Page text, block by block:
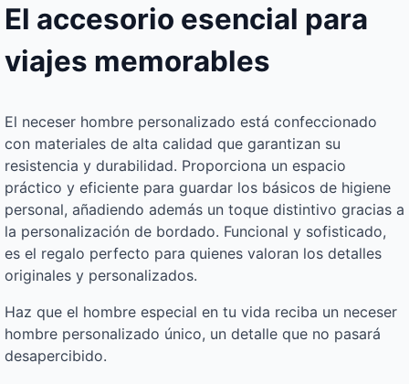
El accesorio esencial para
viajes memorables
El neceser hombre personalizado está confeccionado
con materiales de alta calidad que garantizan su
resistencia y durabilidad. Proporciona un espacio
práctico y eficiente para guardar los básicos de higiene
personal, añadiendo además un toque distintivo gracias a
la personalización de bordado. Funcional y sofisticado,
es el regalo perfecto para quienes valoran los detalles
originales y personalizados.
Haz que el hombre especial en tu vida reciba un neceser
hombre personalizado único, un detalle que no pasará
desapercibido.